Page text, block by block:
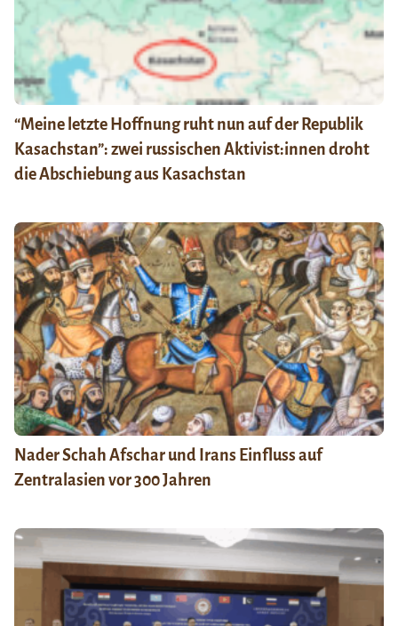
“Meine letzte Hoffnung ruht nun auf der Republik
Kasachstan”: zwei russischen Aktivist:innen droht
die Abschiebung aus Kasachstan
Nader Schah Afschar und Irans Einfluss auf
Zentralasien vor 300 Jahren